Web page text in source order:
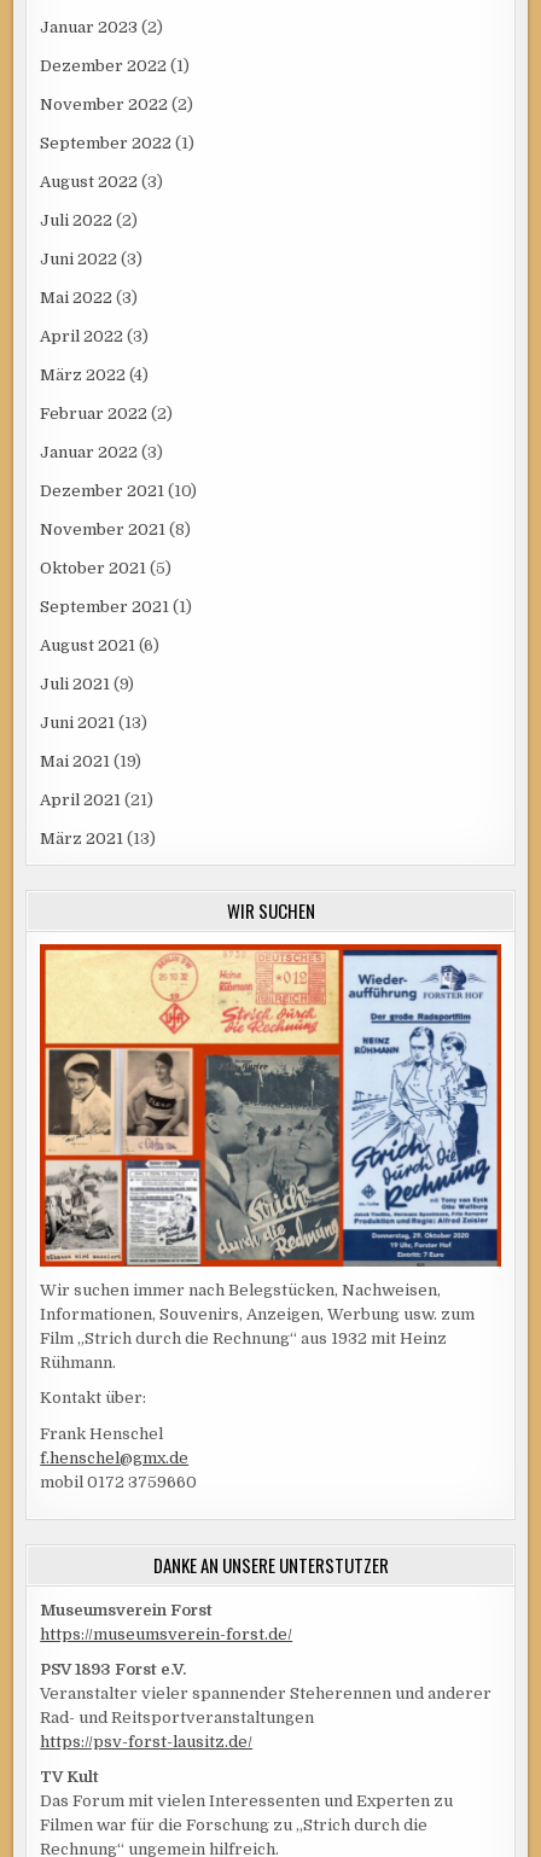
Januar 2023 (2)
Dezember 2022 (1)
November 2022 (2)
September 2022 (1)
August 2022 (3)
Juli 2022 (2)
Juni 2022 (3)
Mai 2022 (3)
April 2022 (3)
März 2022 (4)
Februar 2022 (2)
Januar 2022 (3)
Dezember 2021 (10)
November 2021 (8)
Oktober 2021 (5)
September 2021 (1)
August 2021 (6)
Juli 2021 (9)
Juni 2021 (13)
Mai 2021 (19)
April 2021 (21)
März 2021 (13)
WIR SUCHEN
Wir suchen immer nach Belegstücken, Nachweisen,
Informationen, Souvenirs, Anzeigen, Werbung usw. zum
Film „Strich durch die Rechnung“ aus 1932 mit Heinz
Rühmann.
Kontakt über:
Frank Henschel
f.henschel@gmx.de
mobil 0172 3759660
DANKE AN UNSERE UNTERSTÜTZER
Museumsverein Forst
https://museumsverein-forst.de/
PSV 1893 Forst e.V.
Veranstalter vieler spannender Steherennen und anderer
Rad- und Reitsportveranstaltungen
https://psv-forst-lausitz.de/
TV Kult
Das Forum mit vielen Interessenten und Experten zu
Filmen war für die Forschung zu „Strich durch die
Rechnung“ ungemein hilfreich.